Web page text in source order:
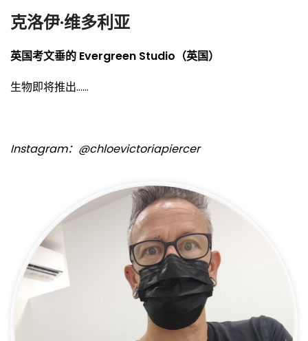
克洛伊·维多利亚
英国考文垂的 Evergreen Studio（英国）
生物即将推出……
Instagram：@chloevictoriapiercer